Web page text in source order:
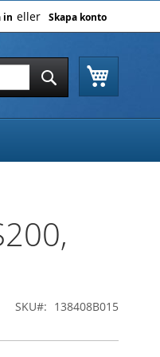
in Skapa konto
SKU 138408B015